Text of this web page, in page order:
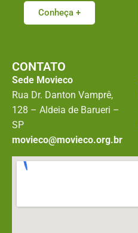
Conheça +
CONTATO
Sede Movieco
Rua Dr. Danton Vamprê,
128 – Aldeia de Barueri –
SP
movieco@movieco.org.br